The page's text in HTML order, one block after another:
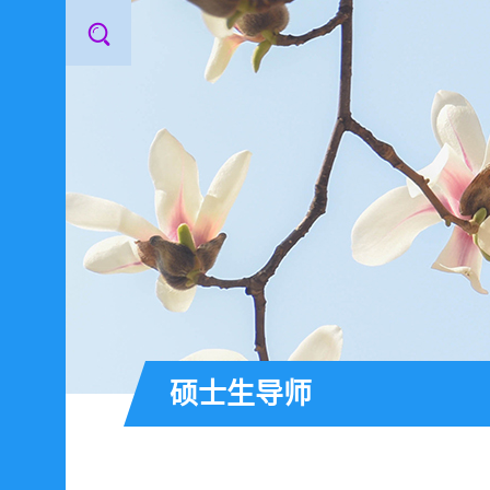
硕士生导师